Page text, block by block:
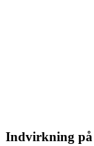
Indvirkning på